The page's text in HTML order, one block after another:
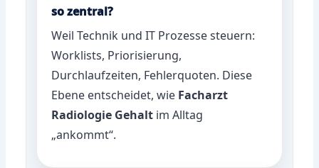
so zentral?
Weil Technik und IT Prozesse steuern:
Worklists, Priorisierung,
Durchlaufzeiten, Fehlerquoten. Diese
Ebene entscheidet, wie Facharzt
Radiologie Gehalt im Alltag
„ankommt“.